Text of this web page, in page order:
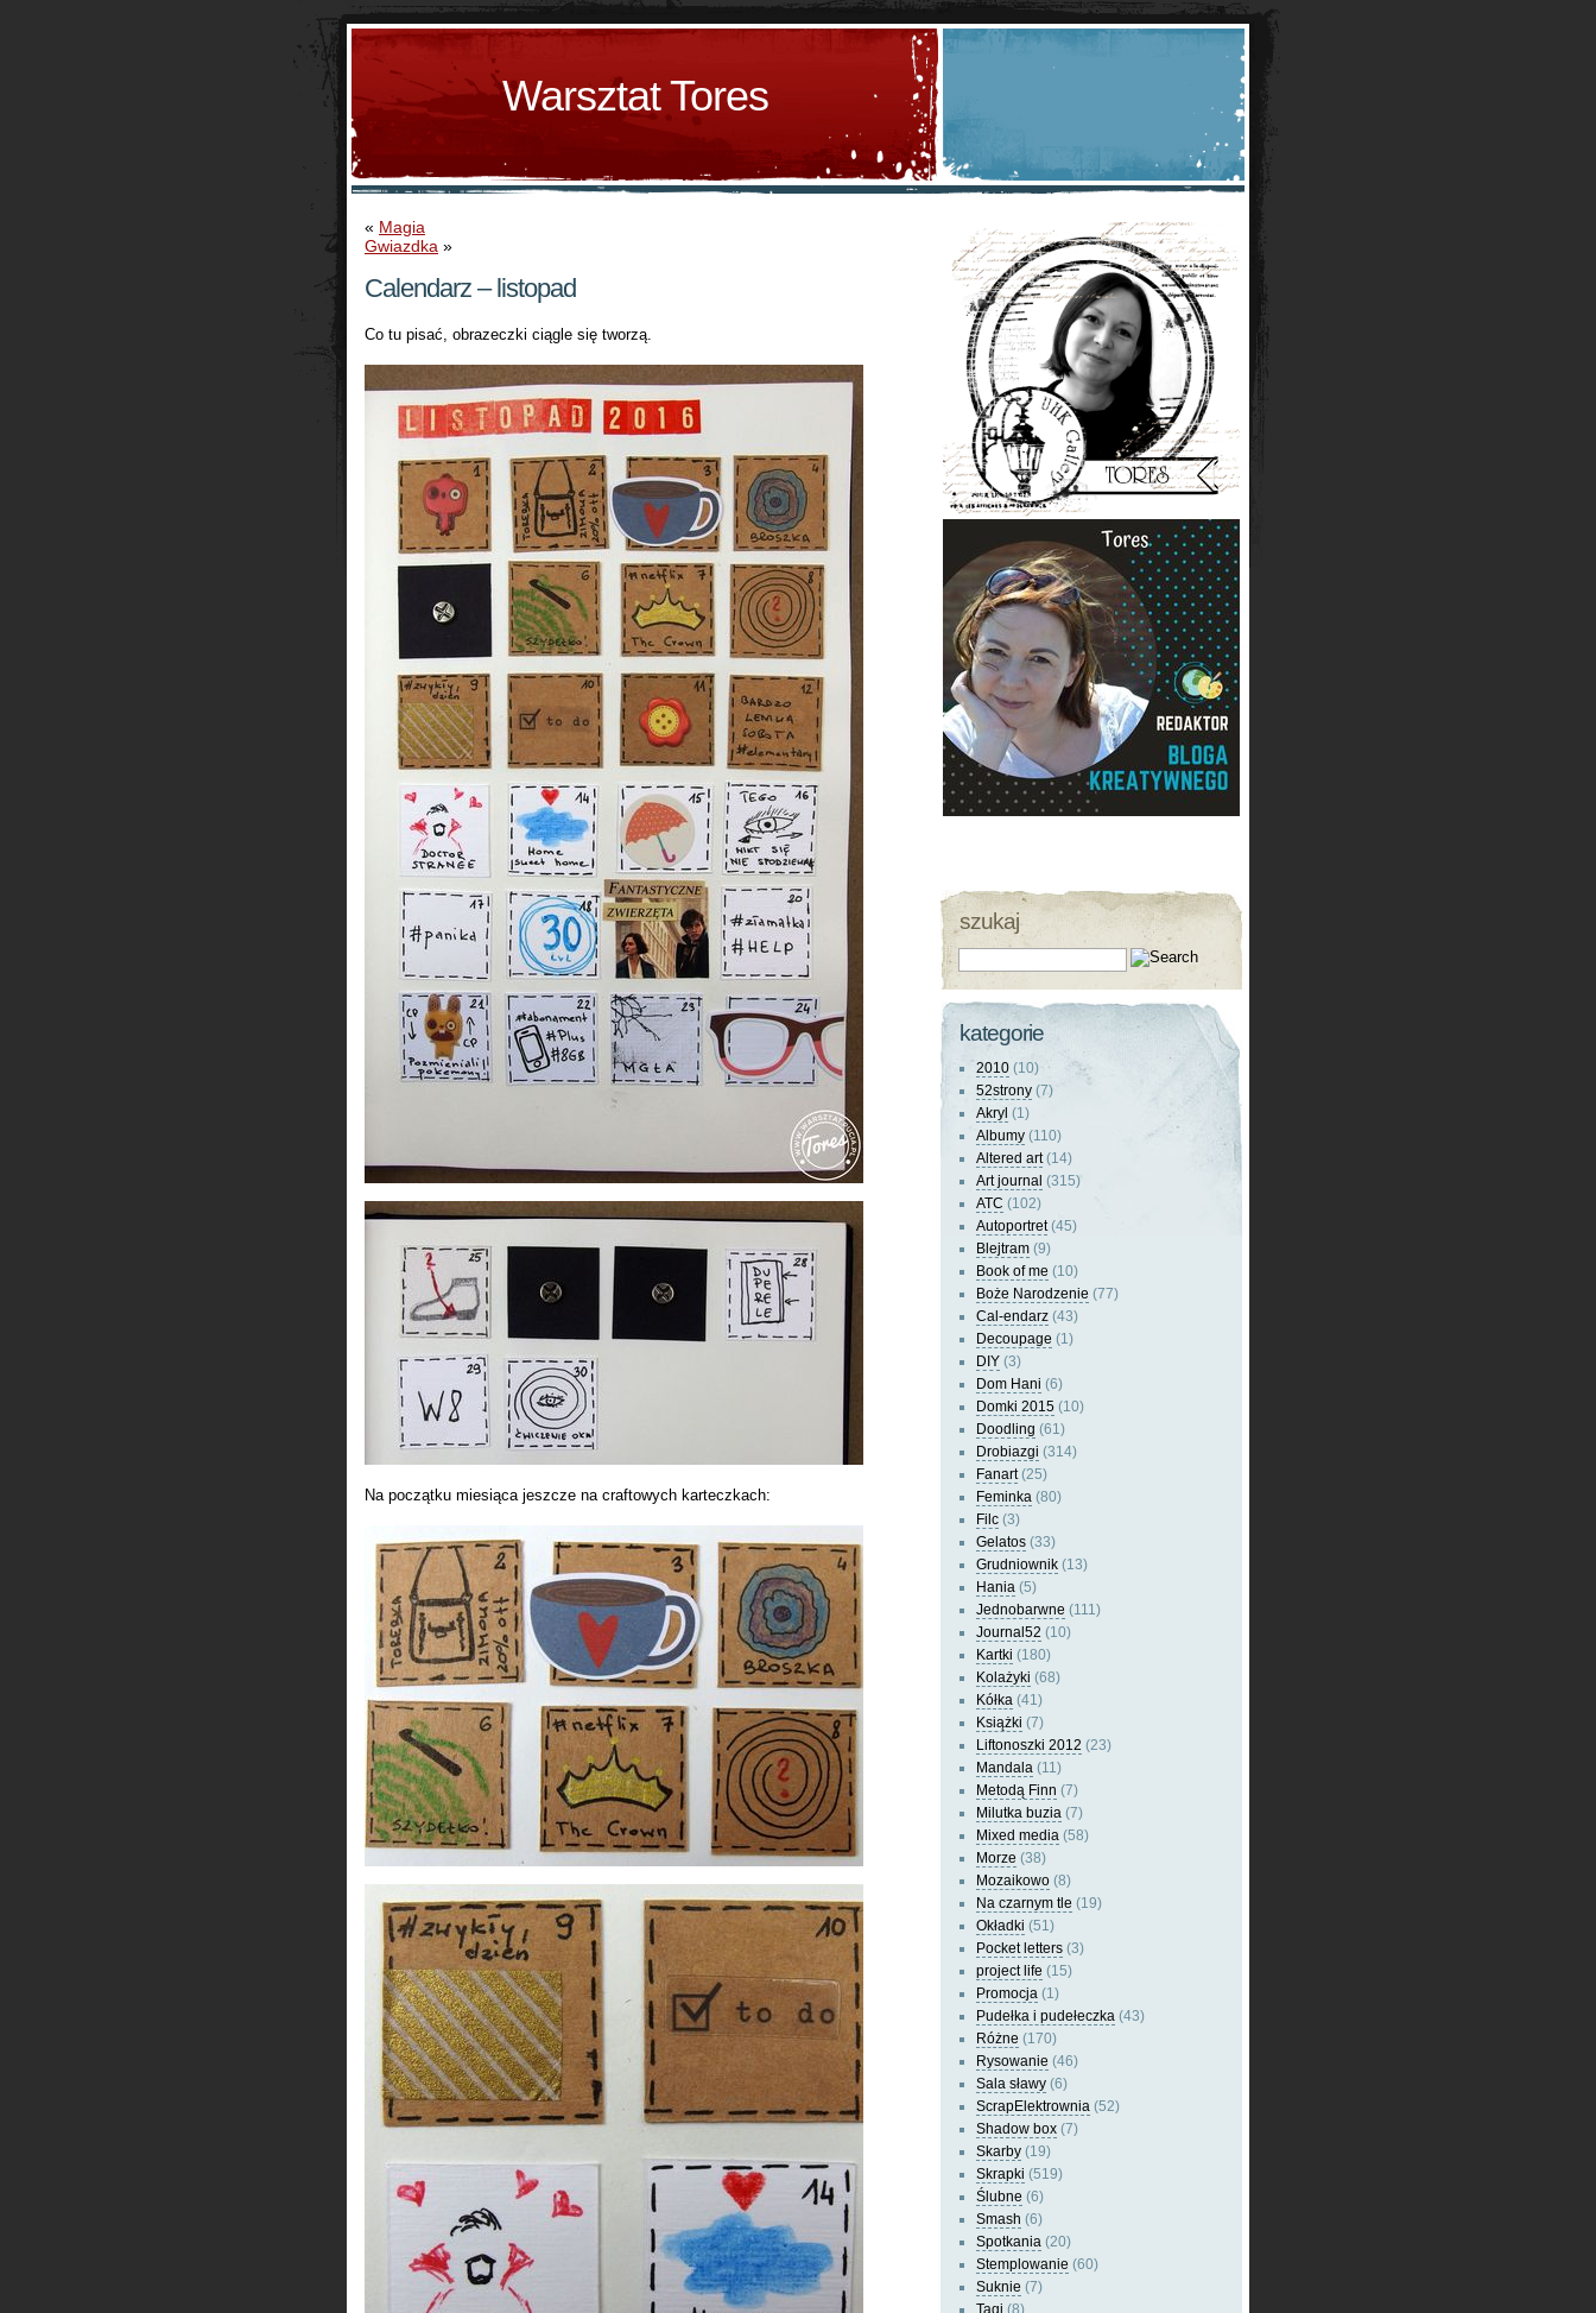
Warsztat Tores
« Magia
Gwiazdka »
Calendarz – listopad
Co tu pisać, obrazeczki ciągle się tworzą.
Na początku miesiąca jeszcze na craftowych karteczkach:
szukaj
kategorie
2010 (10)
52strony (7)
Akryl (1)
Albumy (110)
Altered art(14)
Art journal (315)
ATC (102)
Autoportret(45)
Blejtram (9)
Book of me (10)
Boże Narodzenie (77)
Cal-endarz (43)
Decoupage (1)
DIY (3)
Dom Hani (6)
Domki 2015 (10)
Doodling (61)
Drobiazgi (314)
Fanart(25)
Feminka (80)
Filc (3)
Gelatos (33)
Grudniownik (13)
Hania (5)
Jednobarwne (111)
Journal52 (10)
Kartki (180)
Kolażyki (68)
Kółka (41)
Książki (7)
Liftonoszki 2012 (23)
Mandala (11)
Metodą Finn (7)
Milutka buzia (7)
Mixed media (58)
Morze (38)
Mozaikowo (8)
Na czarnym tle (19)
Okładki (51)
Pocket letters (3)
project life (15)
Promocja (1)
Pudełka i pudełeczka (43)
Różne (170)
Rysowanie (46)
Sala sławy (6)
ScrapElektrownia (52)
Shadow box (7)
Skarby (19)
Skrapki (519)
Ślubne (6)
Smash (6)
Spotkania (20)
Stemplowanie (60)
Suknie (7)
Tagi (8)